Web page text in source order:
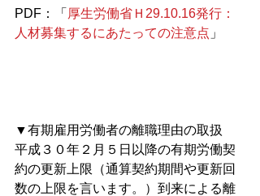
PDF：「 厚生労働省Ｈ29.10.16発行：
人材募集するにあたっての注意点 」
▼有期雇用労働者の離職理由の取扱
平成３０年２月５日以降の有期労働契
約の更新上限（通算契約期間や更新回
数の上限を言います。）到来による離